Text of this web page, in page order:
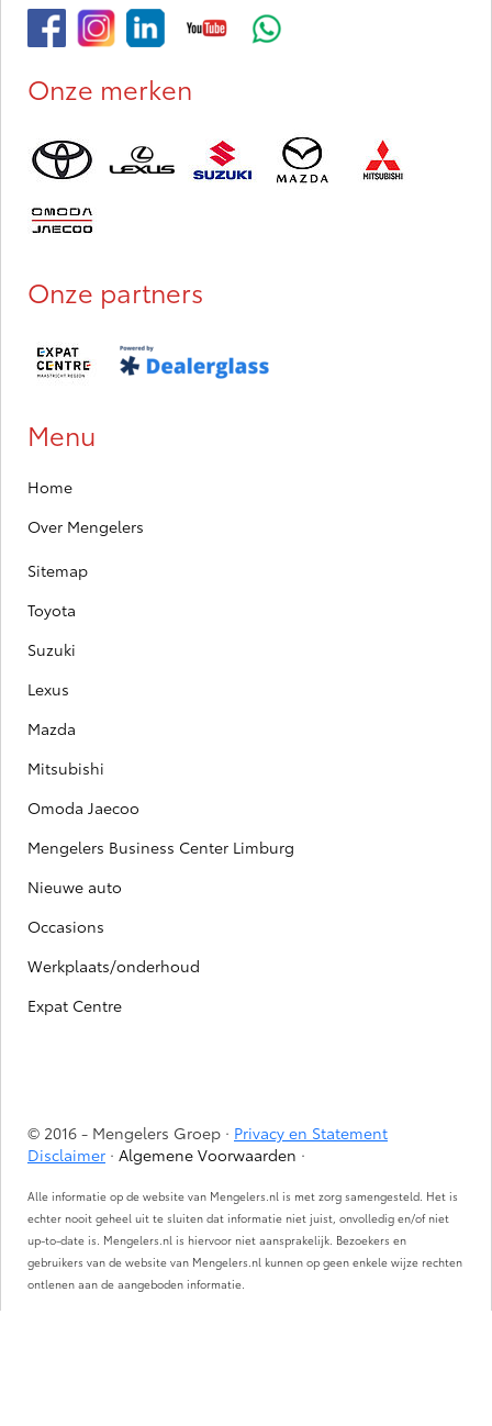
Onze merken
Onze partners
Menu
Home
Over Mengelers
Sitemap
Toyota
Suzuki
Lexus
Mazda
Mitsubishi
Omoda Jaecoo
Mengelers Business Center Limburg
Nieuwe auto
Occasions
Werkplaats/onderhoud
Expat Centre
© 2016 - Mengelers Groep · Privacy en Statement
Disclaimer · Algemene Voorwaarden ·
Alle informatie op de website van Mengelers.nl is met zorg samengesteld. Het is
echter nooit geheel uit te sluiten dat informatie niet juist, onvolledig en/of niet
up-to-date is. Mengelers.nl is hiervoor niet aansprakelijk. Bezoekers en
gebruikers van de website van Mengelers.nl kunnen op geen enkele wijze rechten
ontlenen aan de aangeboden informatie.